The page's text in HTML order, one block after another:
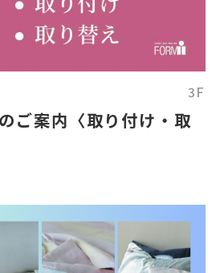
3F
ご案内〈取り付け・取